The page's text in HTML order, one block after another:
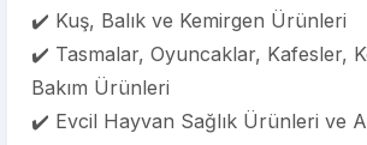
✔️ Kuş, Balık ve Kemirgen Ürünleri
✔️ Tasmalar, Oyuncaklar, Kafesler,
Bakım Ürünleri
✔️ Evcil Hayvan Sağlık Ürünleri ve